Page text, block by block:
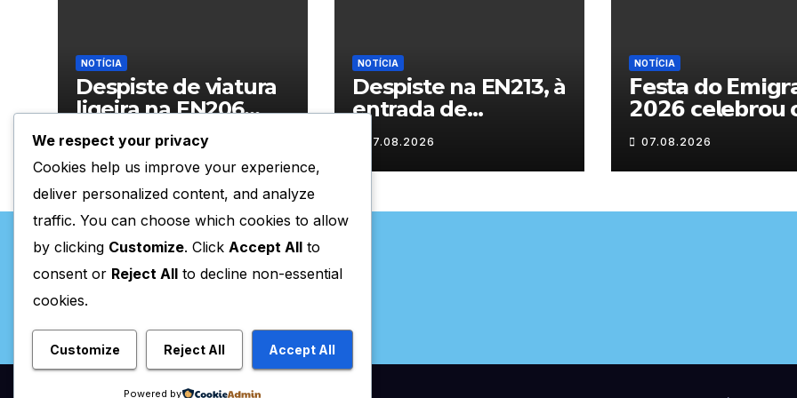
NOTÍCIA
Despiste de viatura
ligeira na EN206
junto ao
cruzamento Fornos
do Pinhal
07.08.2026
NOTÍCIA
Despiste na EN213, à
entrada de
Vilarandelo
07.08.2026
NOTÍCIA
𝗙𝗲𝘀𝘁𝗮 𝗱𝗼
𝟮𝟬𝟮𝟲 𝗰𝗲𝗹𝗲𝗯𝗿𝗼𝘂
𝗿𝗲𝗲𝗻𝗰𝗼𝗻𝘁𝗿𝗼 𝗲 𝗼𝘀
𝗹𝗮𝗰̧𝗼𝘀 𝗾𝘂𝗲 𝘂𝗻𝗲𝗺
𝗠𝘂𝗿𝗰̧𝗮
07.08.2026
Valpaços Online
We respect your privacy
Cookies help us improve your experience,
deliver personalized content, and analyze
traffic. You can choose which cookies to allow
by clicking Customize. Click Accept All to
consent or Reject All to decline non-essential
cookies.
Customize Reject All Accept All
Powered by